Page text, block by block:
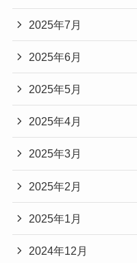
2025年7月
2025年6月
2025年5月
2025年4月
2025年3月
2025年2月
2025年1月
2024年12月